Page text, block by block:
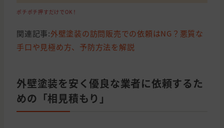
ポチポチ押すだけでOK！
関連記事:外壁塗装の訪問販売での依頼はNG？悪質な
手口や見極め方、予防方法を解説
外壁塗装を安く優良な業者に依頼するた
めの「相見積もり」